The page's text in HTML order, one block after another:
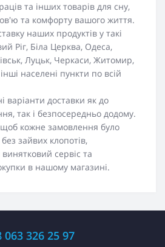
та інших товарів для сну,
та комфорту вашого життя.
наших продуктів у такі
Ріг, Біла Церква, Одеса,
Луцьк, Черкаси, Житомир,
населені пункти по всій
варіанти доставки як до
так і безпосередньо додому.
кожне замовлення було
зайвих клопотів,
сервіс та
в нашому магазині.
063 326 25 97